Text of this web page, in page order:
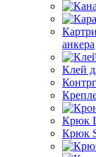
анкера
Клей
Крюк
Крюк